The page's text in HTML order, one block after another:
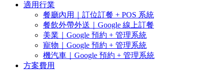
適用行業
餐廳內用｜訂位訂餐 + POS 系統
餐飲外帶外送｜Google 線上訂餐
美業｜Google 預約 + 管理系統
寵物｜Google 預約 + 管理系統
機汽車｜Google 預約 + 管理系統
方案費用